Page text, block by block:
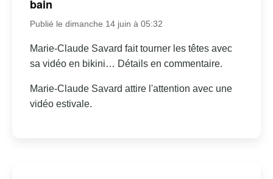
bain
Publié le dimanche 14 juin à 05:32
Marie-Claude Savard fait tourner les têtes avec
sa vidéo en bikini… Détails en commentaire.
Marie-Claude Savard attire l'attention avec une
vidéo estivale.